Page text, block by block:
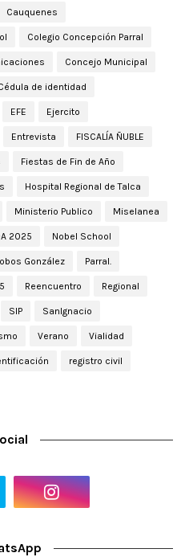
Cauquenes
Colegio Concepción Parral
Concejo Municipal
de identidad
EFE Ejercito
Entrevista FISCALÍA ÑUBLE
Fiestas de Fin de Año
Hospital Regional de Talca
Ministerio Publico Miselanea
2025 Nobel School
González Parral.
Reencuentro Regional
SIP SanIgnacio
Verano Vialidad
registro civil